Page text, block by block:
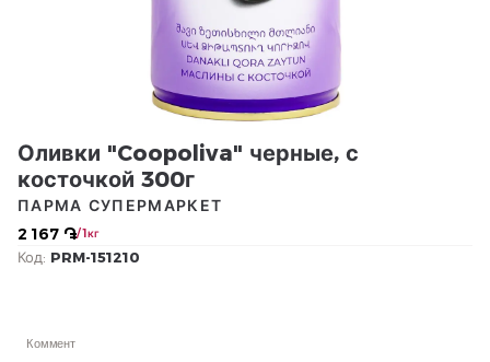
Оливки "Coopoliva" черные, с
косточкой 300г
2 167 ֏/ 1кг
ПАРМА СУПЕРМАРКЕТ
Код: PRM-151210
Коммент